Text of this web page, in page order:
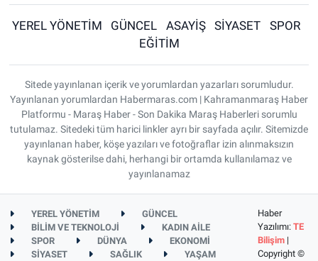
YEREL YÖNETİM GÜNCEL ASAYİŞ SİYASET
SPOR
EĞİTİM
Sitede yayınlanan içerik ve yorumlardan yazarları sorumludur.
Yayınlanan yorumlardan Habermaras.com | Kahramanmaraş Haber
Platformu - Maraş Haber - Son Dakika Maraş Haberleri sorumlu
tutulamaz. Sitedeki tüm harici linkler ayrı bir sayfada açılır. Sitemizde
yayınlanan haber, köşe yazıları ve fotoğraflar izin alınmaksızın
kaynak gösterilse dahi, herhangi bir ortamda kullanılamaz ve
yayınlanamaz
YEREL YÖNETİM
GÜNCEL
BİLİM VE TEKNOLOJİ
KADIN AİLE
SPOR
DÜNYA
EKONOMİ
SİYASET
SAĞLIK YAŞAM
Haber
Yazılımı: TE
Bilişim|
Copyright ©